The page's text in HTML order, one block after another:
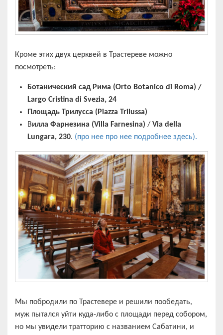
Кроме этих двух церквей в Трастереве можно
посмотреть:
Ботанический сад Рима (Orto Botanico di Roma) /
Largo Cristina di Svezia, 24
Площадь Трилусса (Piazza Trilussa)
Вилла Фарнезина (Villa Farnesina) / Via della
Lungara, 230. (про нее про нее подробнее здесь).
Мы побродили по Трастевере и решили пообедать,
муж пытался уйти куда-либо с площади перед собором,
но мы увидели тратторию с названием Сабатини, и